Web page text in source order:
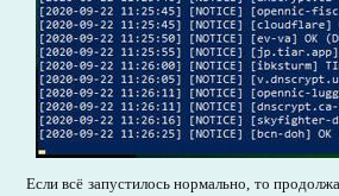
Если всё запустилось нормально, то